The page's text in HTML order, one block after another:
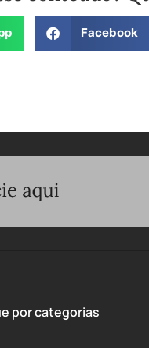
Facebook
por categorias